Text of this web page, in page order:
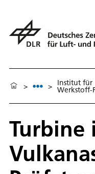
> > Institut für
Werkstoff-
Turbine